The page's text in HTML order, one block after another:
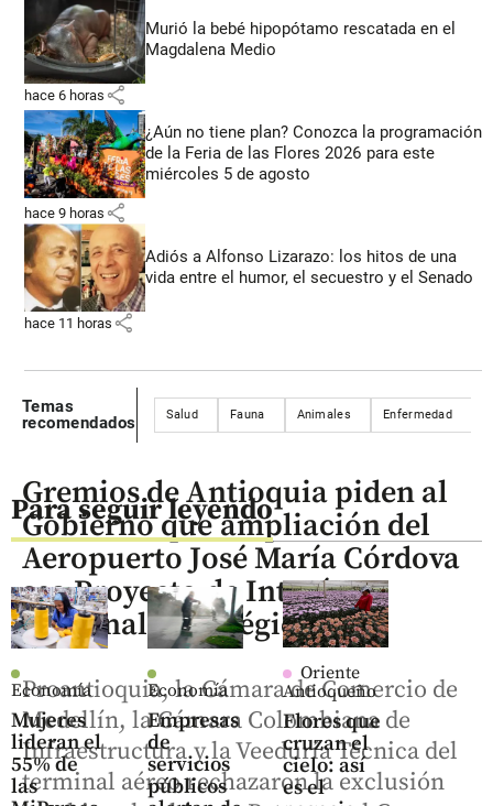
Murió la bebé hipopótamo rescatada en el
Magdalena Medio
hace 6 horas share
¿Aún no tiene plan? Conozca la programación
de la Feria de las Flores 2026 para este
miércoles 5 de agosto
hace 9 horas share
Adiós a Alfonso Lizarazo: los hitos de una
vida entre el humor, el secuestro y el Senado
hace 11 horas share
Temas
recomendados
Salud Fauna Animales Enfermedad
Para seguir leyendo
Economía
Mujeres
lideran el
55% de
las
Economía
Empresas
de
servicios
públicos
Oriente
Antioqueño
Flores que
cruzan el
cielo: así
es el
Gremios de Antioquia piden al
Gobierno que ampliación del
Aeropuerto José María Córdova
sea Proyecto de Interés
Nacional Estratégico
Proantioquia, la Cámara de Comercio de
Medellín, la Cámara Colombiana de
Infraestructura y la Veeduría Técnica del
terminal aéreo rechazaron la exclusión